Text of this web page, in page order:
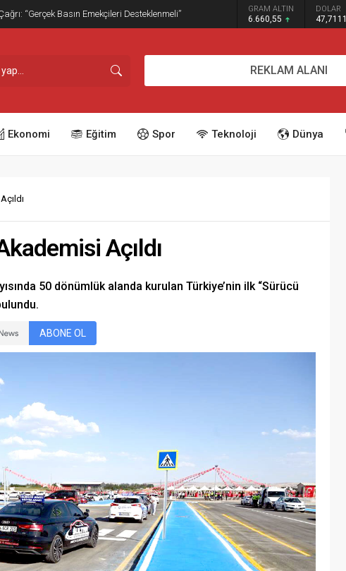
İşgaline Geçit Yok! GRAM ALTIN
6.660,55
DOLAR
47,7111
REKLAM ALANI
Ekonomi Eğitim Spor Teknoloji Dünya
Açıldı
50 dönümlük alanda kurulan Türkiye’nin ilk “Sürücü
ABONE OL